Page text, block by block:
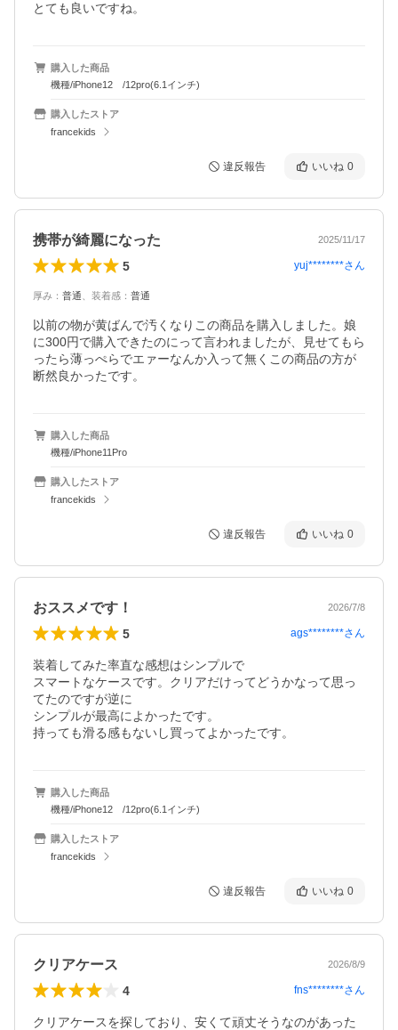
とても良いですね。
購入した商品
機種/iPhone12 /12pro(6.1インチ)
購入したストア
francekids
違反報告 いいね 0
携帯が綺麗になった 2025/11/17
5 yuj********さん
厚み ： 普通 装着感 ： 普通
以前の物が黄ばんで汚くなりこの商品を購入しました。娘
に300円で購入できたのにって言われましたが、見せてもら
ったら薄っぺらでエァーなんか入って無くこの商品の方が
断然良かったです。
購入した商品
機種/iPhone11Pro
購入したストア
francekids
違反報告 いいね 0
おススメです！ 2026/7/8
5 ags********さん
装着してみた率直な感想はシンプルで
スマートなケースです。クリアだけってどうかなって思っ
てたのですが逆に
シンプルが最高によかったです。
持っても滑る感もないし買ってよかったです。
購入した商品
機種/iPhone12 /12pro(6.1インチ)
購入したストア
francekids
違反報告 いいね 0
クリアケース 2026/8/9
4 fns********さん
クリアケースを探しており、安くて頑丈そうなのがあった